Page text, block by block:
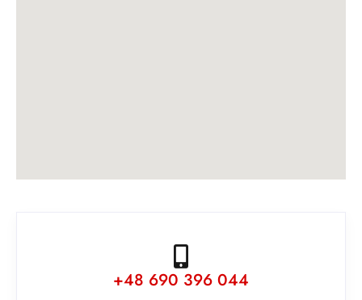
+48 690 396 044